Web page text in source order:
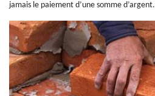
jamais le paiement d’une somme d’argent.